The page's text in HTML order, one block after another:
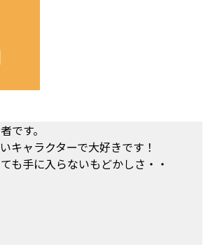
です。
キャラクターで大好きです！
も手に入らないもどかしさ・・